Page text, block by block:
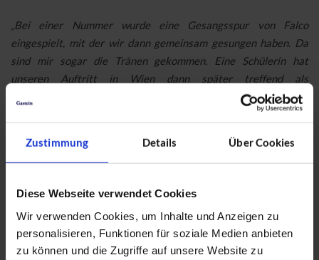
Zustimmung Details Über Cookies
Diese Webseite verwendet Cookies
Wir verwenden Cookies, um Inhalte und Anzeigen zu
personalisieren, Funktionen für soziale Medien anbieten
zu können und die Zugriffe auf unsere Website zu
„Bei einer Nummer wurde eine Gesangsspur von Falco
eingespielt, mit der wir dann gemeinsam gesungen haben. Da
sind mir sogar die Tränen gekommen. Eine Schülerin hat
unseren Auftritt in Wien dann später treffend als
Elisabeth Wieland,